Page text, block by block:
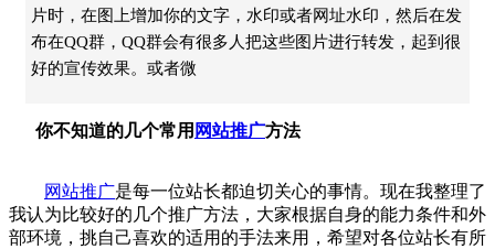
片时，在图上增加你的文字，水印或者网址水印，然后在发
布在QQ群，QQ群会有很多人把这些图片进行转发，起到很
好的宣传效果。或者微
你不知道的几个常用 网站推广方法
网站推广是每一位站长都迫切关心的事情。现在我整理了
我认为比较好的几个推广方法，大家根据自身的能力条件和外
部环境，挑自己喜欢的适用的手法来用，希望对各位站长有所